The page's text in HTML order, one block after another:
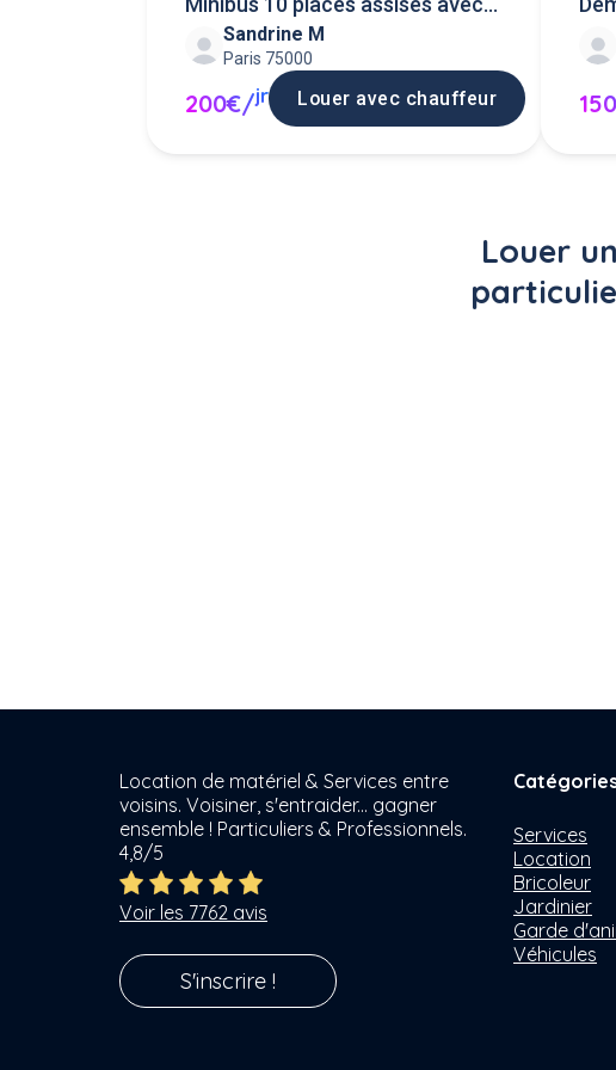
chauffeur
Sandrine M
Paris 75000
200€/jr Louer avec chauffeur
Louer
Location de matériel & Services entre
voisins. Voisiner, s'entraider... gagner
ensemble ! Particuliers & Professionnels.
4,8/5
Voir les 7762 avis
S'inscrire !
Services
Location
Bricoleur
Jardinier
Garde
Véhicules